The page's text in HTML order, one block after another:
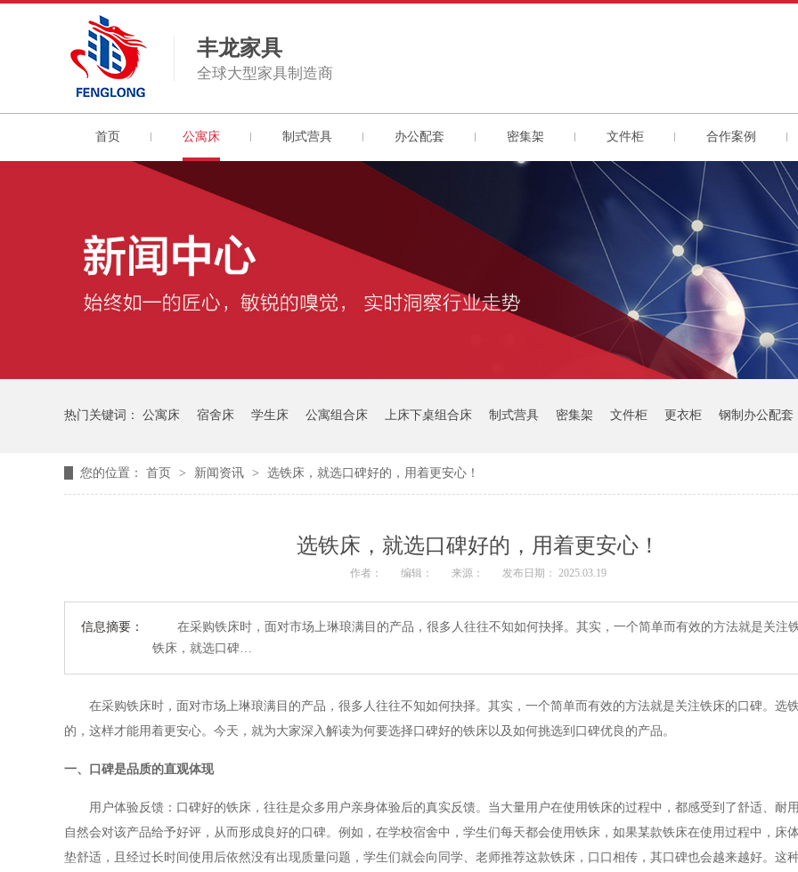
丰龙家具
全球大型家具制造商
首页 公寓床 制式营具 办公配套 密集架 文件柜 合作案例
热门关键词： 公寓床 宿舍床 学生床 公寓组合床 上床下桌组合床 制式营具 密集架 文件柜 更衣柜 钢制办公配套
您的位置： 首页 > 新闻资讯 > 选铁床，就选口碑好的，用着更安心！
选铁床，就选口碑好的，用着更安心！
作者： 编辑： 来源： 发布日期： 2025.03.19
信息摘要：
在采购铁床时，面对市场上琳琅满目的产品，很多人往往不知如何抉择。其实，一个简单而有效的方法就是关注
铁床，就选口碑…
在采购铁床时，面对市场上琳琅满目的产品，很多人往往不知如何抉择。其实，一个简单而有效的方法就是关注铁床的口碑。选
的，这样才能用着更安心。今天，就为大家深入解读为何要选择口碑好的铁床以及如何挑选到口碑优良的产品。
一、口碑是品质的直观体现
用户体验反馈：口碑好的铁床，往往是众多用户亲身体验后的真实反馈。当大量用户在使用铁床的过程中，都感受到了舒适、耐
自然会对该产品给予好评，从而形成良好的口碑。例如，在学校宿舍中，学生们每天都会使用铁床，如果某款铁床在使用过程中，床
垫舒适，且经过长时间使用后依然没有出现质量问题，学生们就会向同学、老师推荐这款铁床，口口相传，其口碑也会越来越好。这